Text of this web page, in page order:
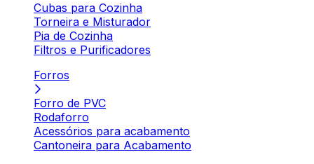
Cubas para Cozinha
Torneira e Misturador
Pia de Cozinha
Filtros e Purificadores
Forros
Forro de PVC
Rodaforro
Acessórios para acabamento
Cantoneira para Acabamento